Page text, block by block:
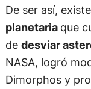
De ser así,
planetaria que
de desviar
NASA, logró
Dimorphos y